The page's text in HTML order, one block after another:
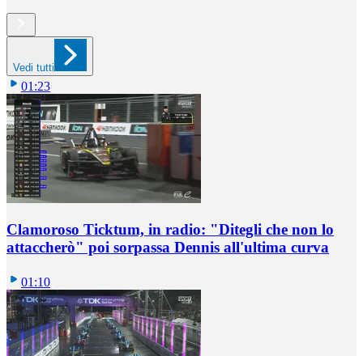
Vedi tutti
01:23
Clamoroso Ticktum, in radio: "Ditegli che non lo
attaccherò" poi sorpassa Dennis all'ultima curva
01:10